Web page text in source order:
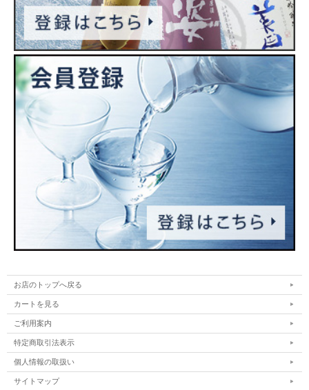
お店のトップへ戻る
カートを見る
ご利用案内
特定商取引法表示
個人情報の取扱い
サイトマップ